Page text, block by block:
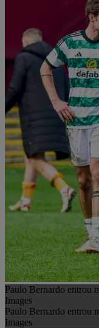
Paulo Bernardo entrou
Images
Paulo Bernardo entrou
Images